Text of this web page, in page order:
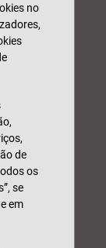
de
ou
no que
na sua
no
de
os
se
em